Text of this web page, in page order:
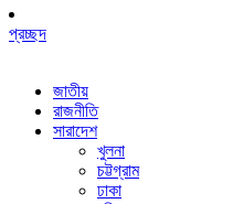
প্রচ্ছদ
জাতীয়
রাজনীতি
সারাদেশ
খুলনা
চট্টগ্রাম
ঢাকা